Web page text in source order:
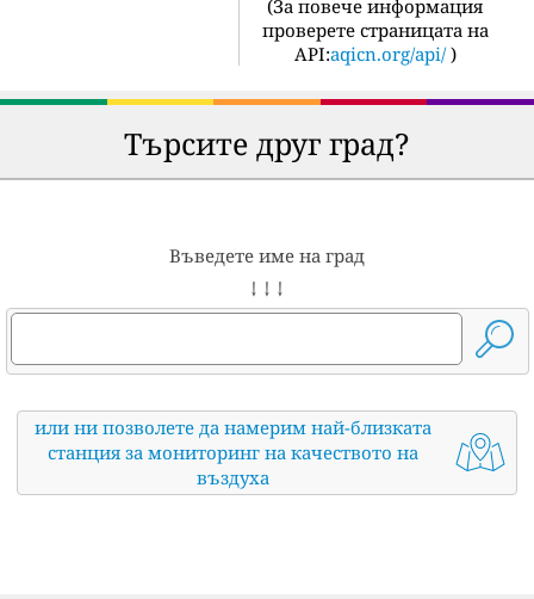
(За повече информация
проверете страницата на
API:aqicn.org/api/ )
Търсите друг град?
Въведете име на град
↓ ↓ ↓
или ни позволете да намерим най-близката
станция за мониторинг на качеството на
въздуха